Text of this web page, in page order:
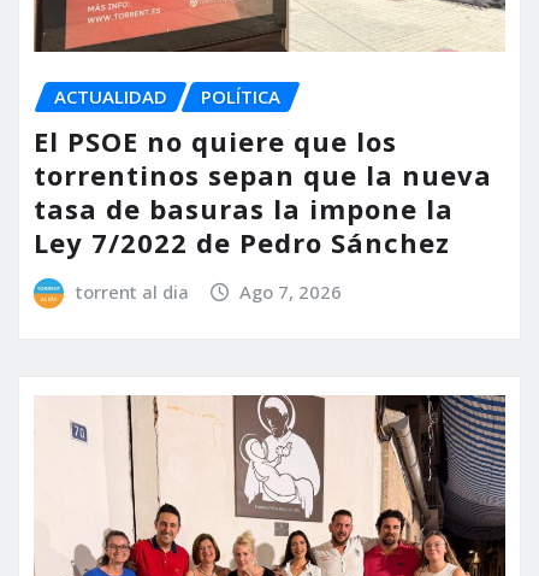
ACTUALIDAD POLÍTICA
El PSOE no quiere que los
torrentinos sepan que la nueva
tasa de basuras la impone la
Ley 7/2022 de Pedro Sánchez
torrent al dia Ago 7, 2026